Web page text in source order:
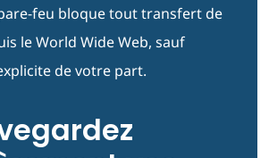
feu bloque tout transfert de
le World Wide Web, sauf
de votre part.